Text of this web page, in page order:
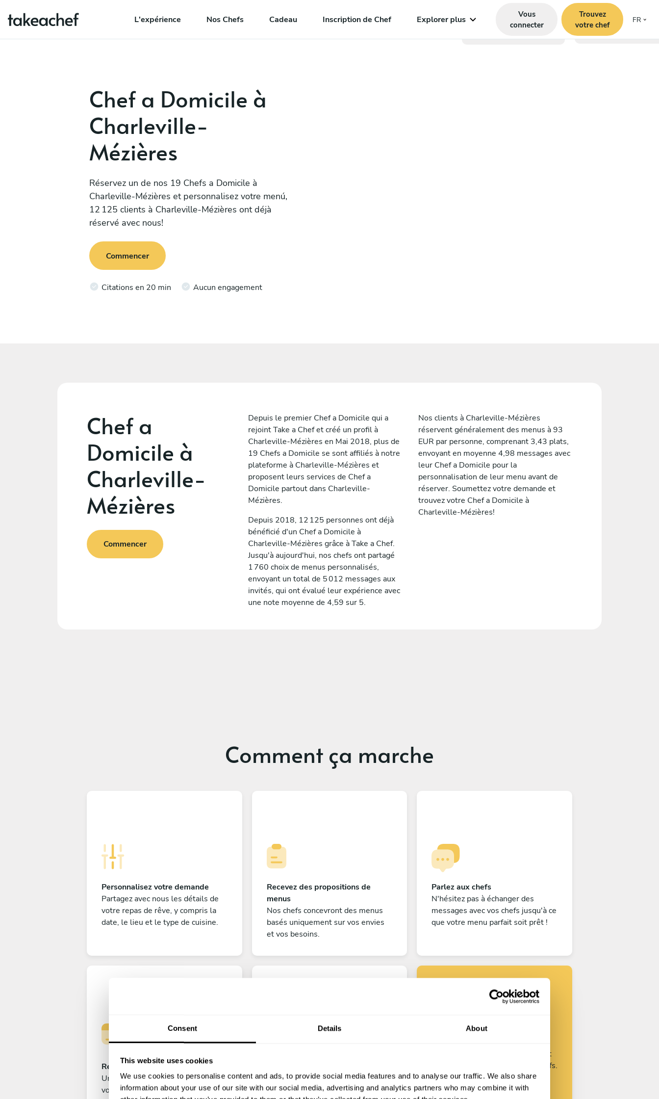
Consent Details About
This website uses cookies
We use cookies to personalise content and ads, to provide social media features and to analyse our traffic. We also share
information about your use of our site with our social media, advertising and analytics partners who may combine it with
L'expérience Nos Chefs Cadeau Inscription de Chef Explorer plus
Vous
connecter
Trouvez
votre chef
FR
Chef a Domicile à
Charleville-
Mézières
Réservez un de nos 19 Chefs a Domicile à
Charleville-Mézières et personnalisez votre menú,
12 125 clients à Charleville-Mézières ont déjà
réservé avec nous!
Commencer
Citations en 20 min Aucun engagement
Chef a
Domicile à
Charleville-
Mézières
Commencer
Depuis le premier Chef a Domicile qui a
rejoint Take a Chef et créé un profil à
Charleville-Mézières en Mai 2018, plus de
19 Chefs a Domicile se sont affiliés à notre
plateforme à Charleville-Mézières et
proposent leurs services de Chef a
Domicile partout dans Charleville-
Mézières.
Depuis 2018, 12 125 personnes ont déjà
bénéficié d'un Chef a Domicile à
Charleville-Mézières grâce à Take a Chef.
Jusqu'à aujourd'hui, nos chefs ont partagé
1 760 choix de menus personnalisés,
envoyant un total de 5 012 messages aux
invités, qui ont évalué leur expérience avec
une note moyenne de 4,59 sur 5.
Nos clients à Charleville-Mézières
réservent généralement des menus à 93
EUR par personne, comprenant 3,43 plats,
envoyant en moyenne 4,98 messages avec
leur Chef a Domicile pour la
personnalisation de leur menu avant de
réserver. Soumettez votre demande et
trouvez votre Chef a Domicile à
Charleville-Mézières!
Comment ça marche
Personnalisez votre demande
Partagez avec nous les détails de
votre repas de rêve, y compris la
date, le lieu et le type de cuisine.
Recevez des propositions de
menus
Nos chefs concevront des menus
basés uniquement sur vos envies
et vos besoins.
Parlez aux chefs
N'hésitez pas à échanger des
messages avec vos chefs jusqu'à ce
que votre menu parfait soit prêt !
Réservez votre expérience
Une fois que vous êtes satisfait de
votre choix, soumettez votre
Il ne vous reste plus qu'à compter
les jours avant que votre
trouvez votre
chef
Personnalisez votre demande et
commencez à parler avec nos chefs.